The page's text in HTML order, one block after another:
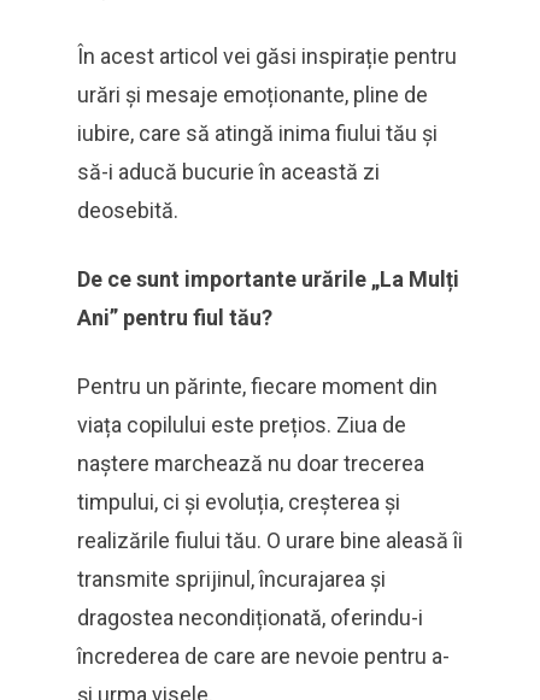
În acest articol vei găsi inspirație pentru
urări și mesaje emoționante, pline de
iubire, care să atingă inima fiului tău și
să-i aducă bucurie în această zi
deosebită.
De ce sunt importante urările „La Mulți
Ani” pentru fiul tău?
Pentru un părinte, fiecare moment din
viața copilului este prețios. Ziua de
naștere marchează nu doar trecerea
timpului, ci și evoluția, creșterea și
realizările fiului tău. O urare bine aleasă îi
transmite sprijinul, încurajarea și
dragostea necondiționată, oferindu-i
încrederea de care are nevoie pentru a-
și urma visele.